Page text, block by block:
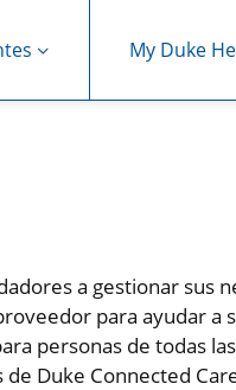
My Duke
a gestionar sus
para ayudar a
personas de todas
Duke Connected